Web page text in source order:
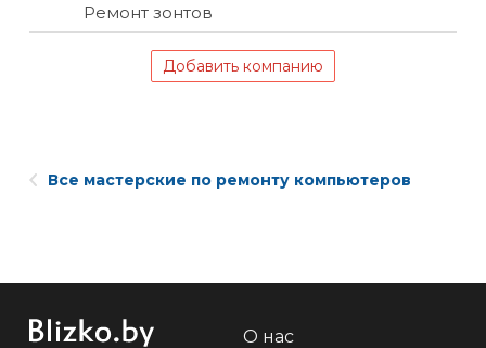
Ремонт зонтов
Добавить компанию
Все мастерские по ремонту компьютеров
О нас